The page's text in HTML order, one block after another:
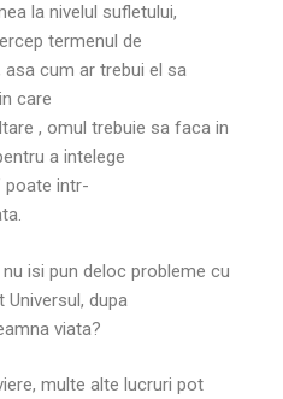
la nivelul sufletului,
termenul de
asa cum ar trebui el sa
care
, omul trebuie sa faca in
a intelege
poate intr-
isi pun deloc probleme cu
dupa
viata?
multe alte lucruri pot